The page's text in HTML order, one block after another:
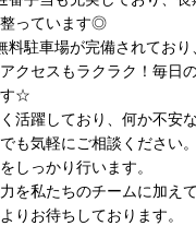
っています◎
料駐車場が完備されており
クセスもラクラク！毎日
す☆
活躍しており、何か不安
も気軽にご相談ください
しっかり行います。
を私たちのチームに加え
りお待ちしております。